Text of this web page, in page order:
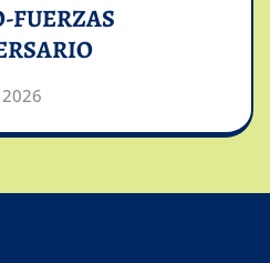
FUERZAS